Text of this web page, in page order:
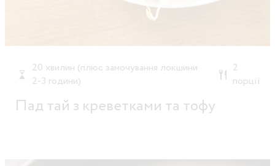
20 хвилин (плюс замочування локшини
2-3 години)
2
порції
Пад тай з креветками та тофу